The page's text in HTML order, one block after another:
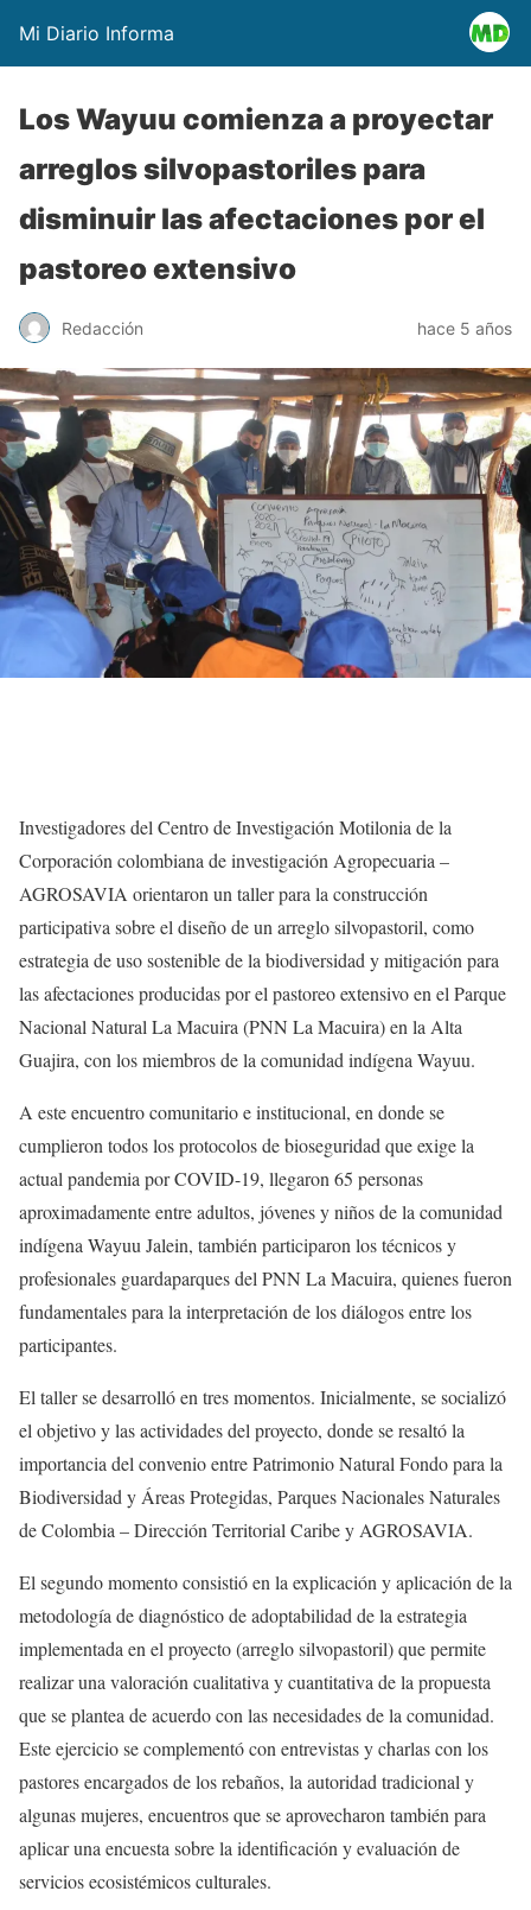
Mi Diario Informa
Los Wayuu comienza a proyectar
arreglos silvopastoriles para
disminuir las afectaciones por el
pastoreo extensivo
Redacción hace 5 años
Investigadores del Centro de Investigación Motilonia de la
Corporación colombiana de investigación Agropecuaria –
AGROSAVIA orientaron un taller para la construcción
participativa sobre el diseño de un arreglo silvopastoril, como
estrategia de uso sostenible de la biodiversidad y mitigación para
las afectaciones producidas por el pastoreo extensivo en el Parque
Nacional Natural La Macuira (PNN La Macuira) en la Alta
Guajira, con los miembros de la comunidad indígena Wayuu.
A este encuentro comunitario e institucional, en donde se
cumplieron todos los protocolos de bioseguridad que exige la
actual pandemia por COVID-19, llegaron 65 personas
aproximadamente entre adultos, jóvenes y niños de la comunidad
indígena Wayuu Jalein, también participaron los técnicos y
profesionales guardaparques del PNN La Macuira, quienes fueron
fundamentales para la interpretación de los diálogos entre los
participantes.
El taller se desarrolló en tres momentos. Inicialmente, se socializó
el objetivo y las actividades del proyecto, donde se resaltó la
importancia del convenio entre Patrimonio Natural Fondo para la
Biodiversidad y Áreas Protegidas, Parques Nacionales Naturales
de Colombia – Dirección Territorial Caribe y AGROSAVIA.
El segundo momento consistió en la explicación y aplicación de la
metodología de diagnóstico de adoptabilidad de la estrategia
implementada en el proyecto (arreglo silvopastoril) que permite
realizar una valoración cualitativa y cuantitativa de la propuesta
que se plantea de acuerdo con las necesidades de la comunidad.
Este ejercicio se complementó con entrevistas y charlas con los
pastores encargados de los rebaños, la autoridad tradicional y
algunas mujeres, encuentros que se aprovecharon también para
aplicar una encuesta sobre la identificación y evaluación de
servicios ecosistémicos culturales.